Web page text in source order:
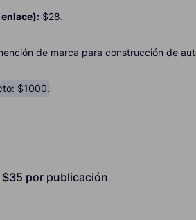
$28.
de marca para construcción de
$1000.
por publicación